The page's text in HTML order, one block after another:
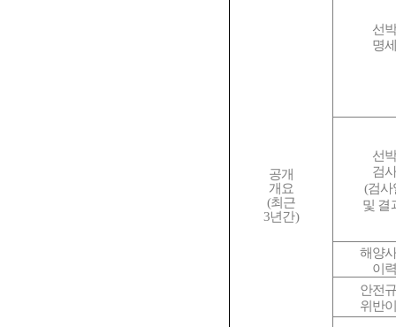
공개
개요
(최근
3년간)
선
명
선
검
(검사
및 결
해양
이
안전
위반